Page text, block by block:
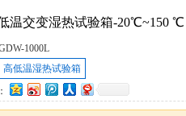
温交变湿热试验箱-20℃~150 ℃
1000L
高低温湿热试验箱